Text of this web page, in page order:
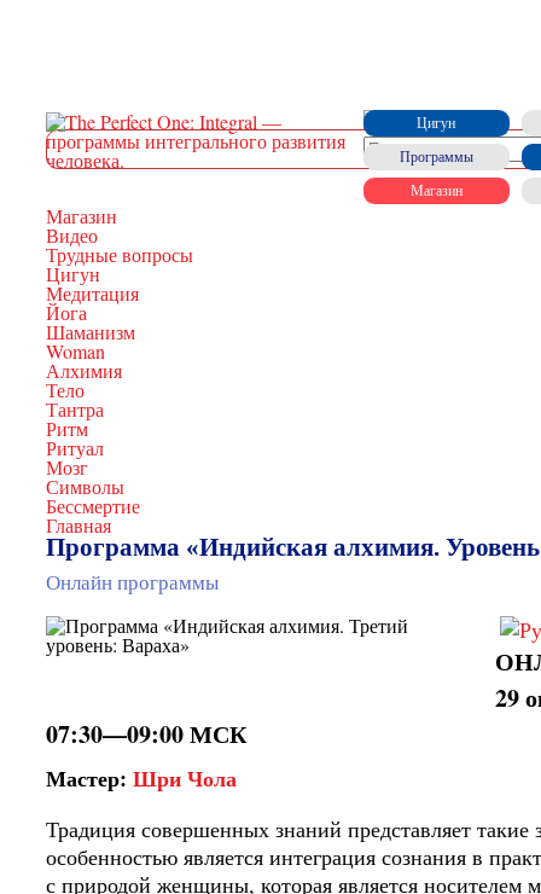
Цигун
Программы
Магазин
Магазин
Видео
Трудные вопросы
Цигун
Медитация
Йога
Шаманизм
Woman
Алхимия
Тело
Тантра
Ритм
Ритуал
Мозг
Символы
Бессмертие
Главная
Программа «Индийская алхимия.
Онлайн программы
29
07:30—09:00 МСК
Мастер: Шри Чола
Традиция совершенных знаний представляет
особенностью является интеграция сознания в
с природой женщины, которая является носителем